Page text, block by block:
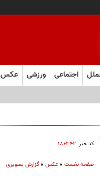
اجتماعی ورزشی عکس
- کرج
کد خبر: ۱۸۶۳۴۲
صفحه نخست»عکس»گزارش تصویری